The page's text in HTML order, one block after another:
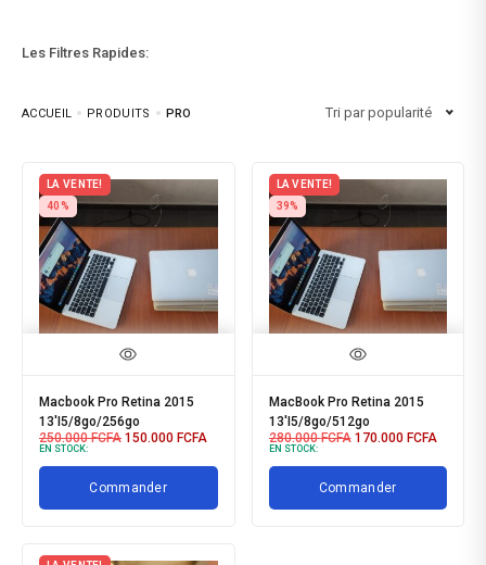
Les Filtres Rapides:
ACCUEIL PRODUITS PRO Tri par popularité
LA VENTE!
40%
Macbook Pro Retina 2015
13'I5/8go/256go
250.000FCFA 150.000 FCFA
EN STOCK:
Commander
LA VENTE!
39%
MacBook Pro Retina 2015
13'I5/8go/512go
280.000FCFA 170.000 FCFA
EN STOCK:
Commander